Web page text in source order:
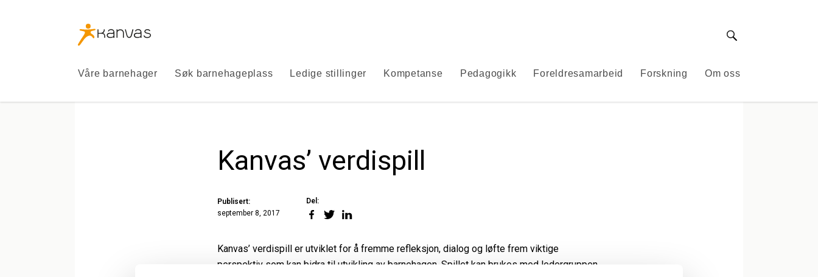
Kanvas
logo
Våre barnehager Søk barnehageplass Ledige stillinger Kompetanse Pedagogikk Foreldresamarbeid Forskning Om oss
Søk
Kanvas’ verdispill
Publisert:
september 8, 2017
Del:
Del
Del
Del
Kanvas’ verdispill er utviklet for å fremme refleksjon, dialog og løfte frem viktige
perspektiv som kan bidra til utvikling av barnehagen. Spillet kan brukes med ledergruppen,